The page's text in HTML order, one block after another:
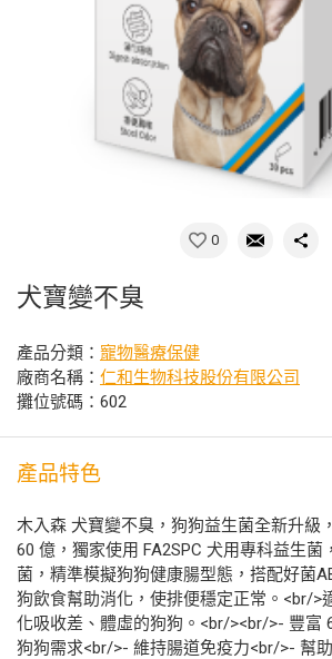
0
犬寶變不臭
產品分類： 寵物醫療保健
廠商名稱： 仁和生物科技股份有限公司
攤位號碼：602
產品特色
木入森 犬寶變不臭，狗狗益生菌全新升級
60 億，獨家使用 FA2SPC 犬用專科益生菌
菌，精準模擬狗狗健康腸型態，搭配好菌
狗飲食幫助消化，使排便穩定正常。<br/>
化吸收差、體虛的狗狗。<br/><br/>- 豐富
狗狗需求<br/>- 維持腸道免疫力<br/>- 幫